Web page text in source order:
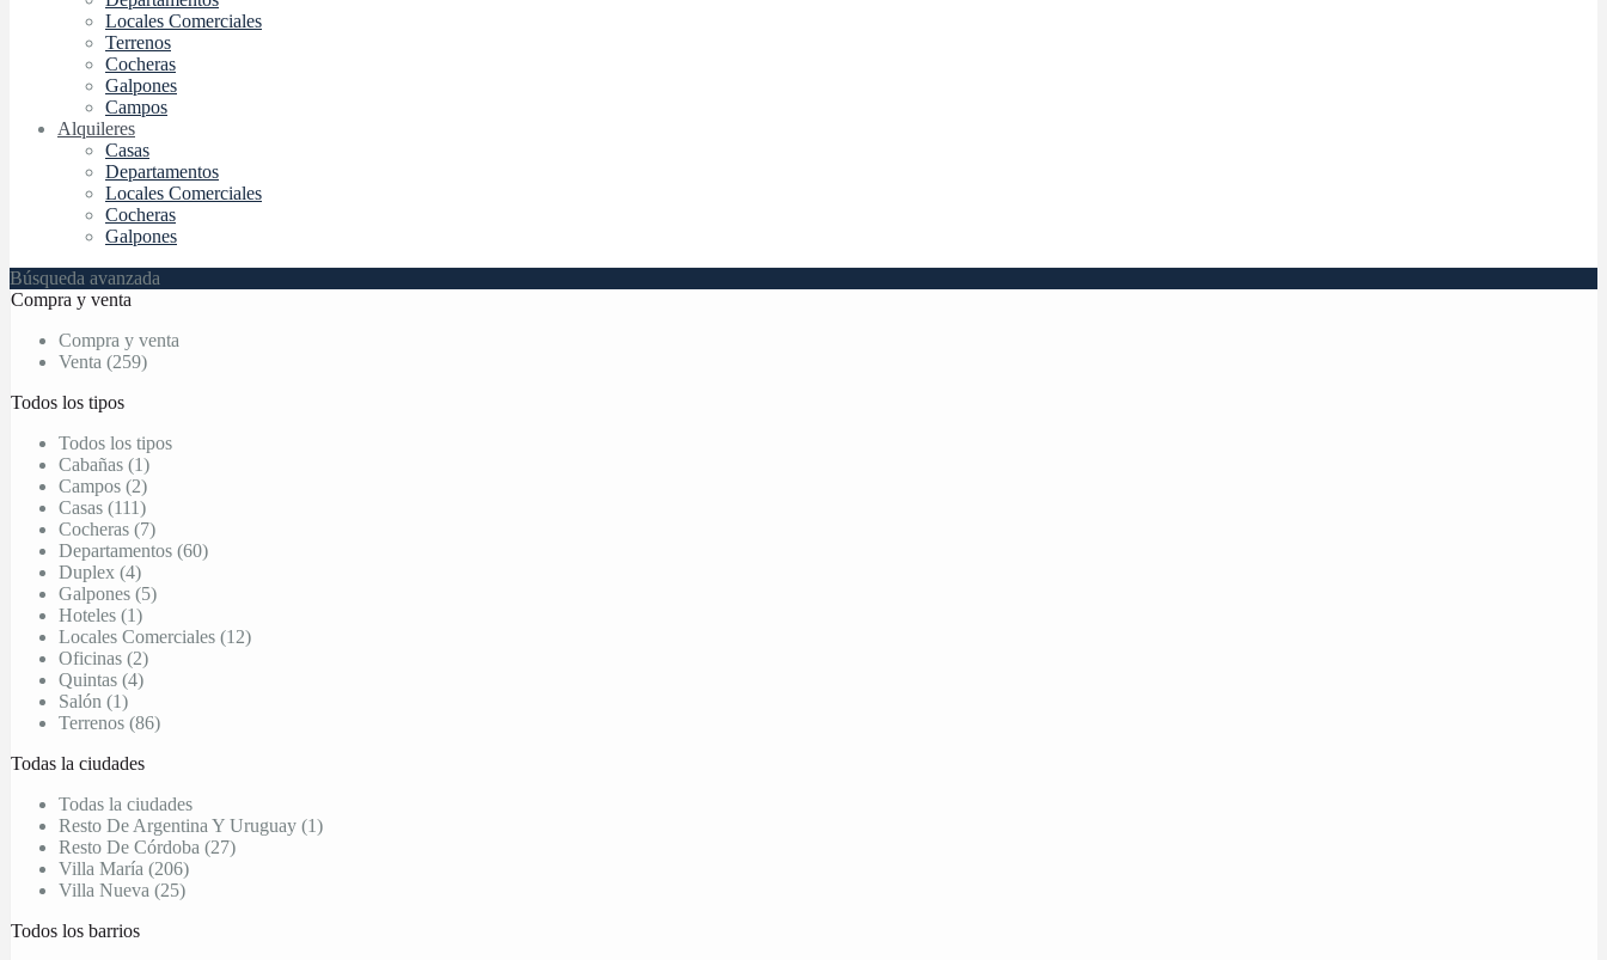
Locales Comerciales
Terrenos
Cocheras
Galpones
Campos
Alquileres
Casas
Departamentos
Locales Comerciales
Cocheras
Galpones
Búsqueda avanzada
Compra y venta
Compra y venta
Venta (259)
Todos los tipos
Todos los tipos
Cabañas (1)
Campos (2)
Casas (111)
Cocheras (7)
Departamentos (60)
Duplex (4)
Galpones (5)
Hoteles (1)
Locales Comerciales (12)
Oficinas (2)
Quintas (4)
Salón (1)
Terrenos (86)
Todas la ciudades
Todas la ciudades
Resto De Argentina Y Uruguay (1)
Resto De Córdoba (27)
Villa María (206)
Villa Nueva (25)
Todos los barrios